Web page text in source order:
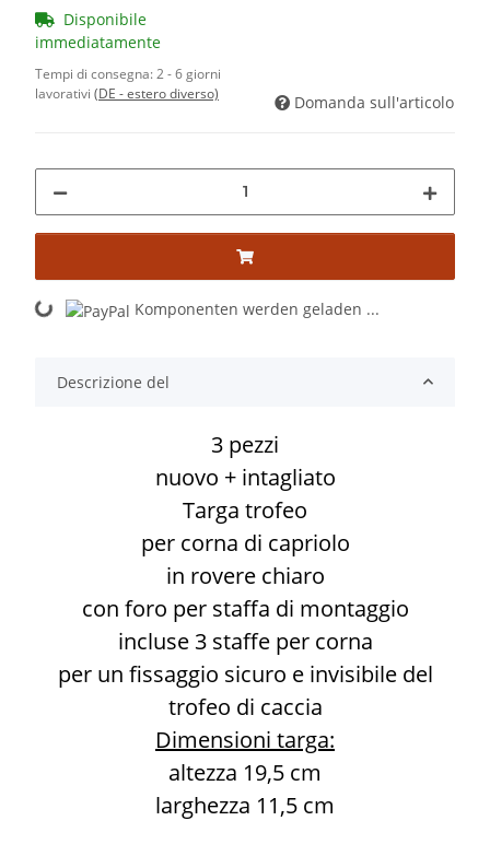
Disponibile
immediatamente
Tempi di consegna:2 - 6 giorni
lavorativi (DE - estero diverso) Domanda sull'articolo
Loading... Komponenten werden geladen ...
Descrizione del
3 pezzi
nuovo + intagliato
Targa trofeo
per corna di capriolo
in rovere chiaro
con foro per staffa di montaggio
incluse 3 staffe per corna
per un fissaggio sicuro e invisibile del
trofeo di caccia
Dimensioni targa:
altezza 19,5 cm
larghezza 11,5 cm